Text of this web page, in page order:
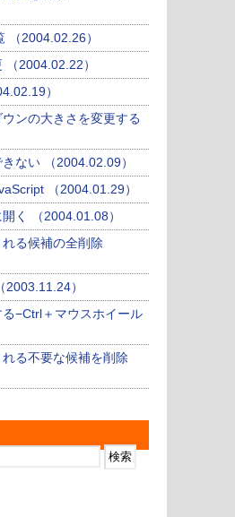
（2004.02.26）
2004.02.22）
）
ンの大きさを変更する
ない （2004.02.09）
（2004.01.29）
く （2004.01.08）
る候補の全削除
）
−Ctrl＋マウスホイール
る不要な候補を削除